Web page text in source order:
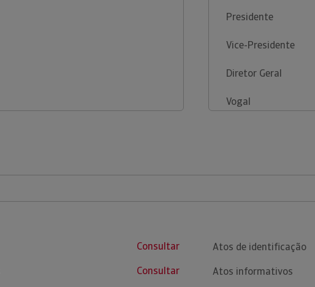
Presidente
Vice-Presidente
Diretor Geral
Vogal
Consultar
Consultar
Atos de identificação
Atos informativos